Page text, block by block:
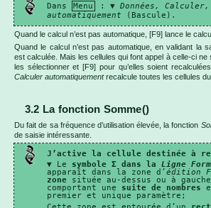
Dans Menu : ▼ Données,
automatiquement
(Bascule).
Quand le calcul n’est pas automatique, [F9] lance le
Quand le calcul n’est pas automatique, en validant la
est calculée. Mais les cellules qui font appel à celle-ci
les sélectionner et [F9] pour qu’elles soient
Calculer automatiquementrecalcule toutes les cellules
3.2 La fonction Somme()
Du fait de sa fréquence d’utilisation élevée, la fonction
de saisie intéressante.
J’active la cellule destinée à
▼ Le symbole Σ dans laLigne
apparaît dans la zone d’édition
zone située au-dessus ou à
comportant une suite de nombres
premier et unique paramètre;